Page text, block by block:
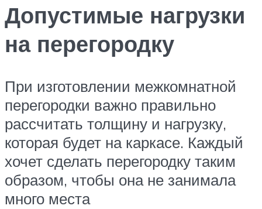
Допустимые нагрузки
на перегородку
При изготовлении межкомнатной
перегородки важно правильно
рассчитать толщину и нагрузку,
которая будет на каркасе. Каждый
хочет сделать перегородку таким
образом, чтобы она не занимала
много места